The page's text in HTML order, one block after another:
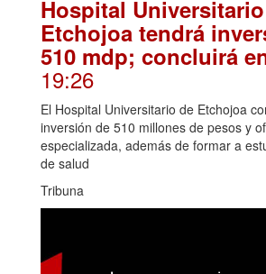
Hospital
Etchojoa tendrá
510 mdp; concluirá
19:26
El Hospital Universitario de Etchojoa
inversión de 510 millones de pesos y
especializada, además de formar a
de salud
Tribuna